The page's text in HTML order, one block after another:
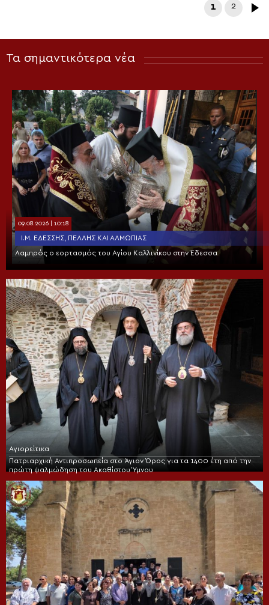
1 2
Τα σημαντικότερα νέα
09.08.2026 | 10:18
Ι.Μ. ΕΔΈΣΣΗΣ, ΠΈΛΛΗΣ ΚΑΙ ΑΛΜΩΠΊΑΣ
Λαμπρός ο εορτασμός του Αγίου Καλλινίκου στην Έδεσσα
Αγιορείτικα
Πατριαρχική Αντιπροσωπεία στο Άγιον Όρος για τα 1400 έτη από την
πρώτη ψαλμώδηση του Ακαθίστου Ύμνου